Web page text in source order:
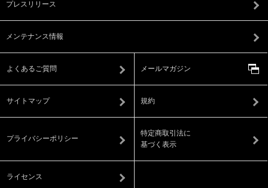
プレスリリース
メンテナンス情報
よくあるご質問 メールマガジン
サイトマップ 規約
プライバシーポリシー
特定商取引法に
基づく表示
ライセンス